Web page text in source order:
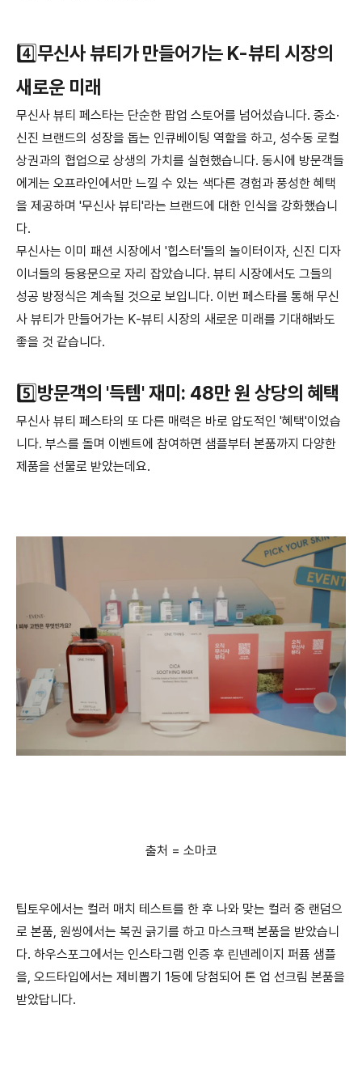
4️⃣무신사 뷰티가 만들어가는 K-뷰티 시장의
새로운 미래
무신사 뷰티 페스타는 단순한 팝업 스토어를 넘어섰습니다. 중소·
신진 브랜드의 성장을 돕는 인큐베이팅 역할을 하고, 성수동 로컬
상권과의 협업으로 상생의 가치를 실현했습니다. 동시에 방문객들
에게는 오프라인에서만 느낄 수 있는 색다른 경험과 풍성한 혜택
을 제공하며 '무신사 뷰티'라는 브랜드에 대한 인식을 강화했습니
다.
무신사는 이미 패션 시장에서 '힙스터'들의 놀이터이자, 신진 디자
이너들의 등용문으로 자리 잡았습니다. 뷰티 시장에서도 그들의
성공 방정식은 계속될 것으로 보입니다. 이번 페스타를 통해 무신
사 뷰티가 만들어가는 K-뷰티 시장의 새로운 미래를 기대해봐도
좋을 것 같습니다.
5️⃣방문객의 '득템' 재미: 48만 원 상당의 혜택
무신사 뷰티 페스타의 또 다른 매력은 바로 압도적인 '혜택'이었습
니다. 부스를 돌며 이벤트에 참여하면 샘플부터 본품까지 다양한
제품을 선물로 받았는데요.
출처 = 소마코
팁토우에서는 컬러 매치 테스트를 한 후 나와 맞는 컬러 중 랜덤으
로 본품, 원씽에서는 복권 긁기를 하고 마스크팩 본품을 받았습니
다. 하우스포그에서는 인스타그램 인증 후 린넨레이지 퍼퓸 샘플
을, 오드타입에서는 제비뽑기 1등에 당첨되어 톤 업 선크림 본품을
받았답니다.